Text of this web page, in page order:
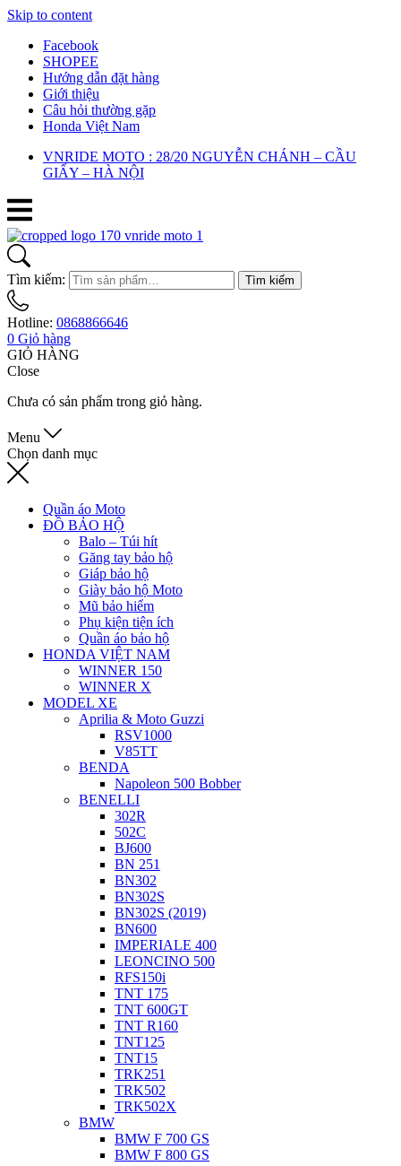
Skip to content
Facebook
SHOPEE
Hướng dẫn đặt hàng
Giới thiệu
Câu hỏi thường gặp
Honda Việt Nam
VNRIDE MOTO : 28/20 NGUYỄN CHÁNH – CẦU
GIẤY – HÀ NỘI
Tìm kiếm: Tìm kiếm
Hotline: 0868866646
0 Giỏ hàng
GIỎ HÀNG
Close
Chưa có sản phẩm trong giỏ hàng.
Menu
Chọn danh mục
Quần áo Moto
ĐỒ BẢO HỘ
Balo – Túi hít
Găng tay bảo hộ
Giáp bảo hộ
Giày bảo hộ Moto
Mũ bảo hiểm
Phụ kiện tiện ích
Quần áo bảo hộ
HONDA VIỆT NAM
WINNER 150
WINNER X
MODEL XE
Aprilia & Moto Guzzi
RSV1000
V85TT
BENDA
Napoleon 500 Bobber
BENELLI
302R
502C
BJ600
BN 251
BN302
BN302S
BN302S (2019)
BN600
IMPERIALE 400
LEONCINO 500
RFS150i
TNT 175
TNT 600GT
TNT R160
TNT125
TNT15
TRK251
TRK502
TRK502X
BMW
BMW F 700 GS
BMW F 800 GS